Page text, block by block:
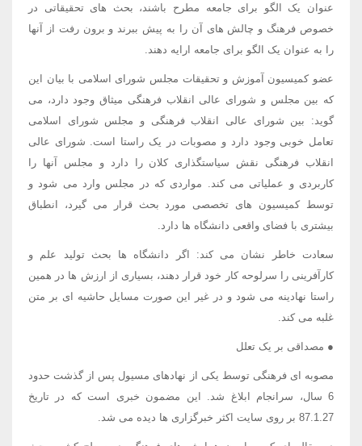
عنوان یک الگو برای جامعه مطرح باشند، بحث های تحقیقاتی در
خصوص فرهنگ و چالش های آن را به پیش ببرند و برون رفت از آنها
را به عنوان یک الگو برای جامعه ارایه دهند.
عضو کمیسیون آموزش و تحقیقات مجلس شورای اسلامی با بیان این
که بین مجلس و شورای عالی انقلاب فرهنگی میثاق وجود دارد، می
گوید: بین شورای عالی انقلاب فرهنگی و مجلس شورای اسلامی
تعامل خوبی وجود دارد و مصوبات در یک راستا است. شورای عالی
انقلاب فرهنگی نقش سیاستگذاری کلان را دارد و مجلس آنها را
کاربردی و عملیاتی می کند. مواردی که در مجلس وارد می شود و
توسط کمیسیون های تخصصی مورد بحث قرار می گیرد، انطباق
بیشتری با فضای واقعی دانشگاه ها دارد.
سعادت خاطر نشان می کند: اگر دانشگاه ها بحث تولید علم و
کارآفرینی را سرلوحه کار خود قرار دهند، بسیاری از ارزش ها در همین
راستا نهادینه می شود و در غیر این صورت مسایل حاشیه ای بر متن
غلبه می کند.
● مصداقی بر یک تعلل
مصوبه ای فرهنگی توسط یکی از نهادهای مسیول پس از گذشت حدود
6 سال، سرانجام ابلاغ شد. این مضمون خبری است که در تاریخ
87.1.27 بر روی سایت اکثر خبرگزاری ها دیده می شد.